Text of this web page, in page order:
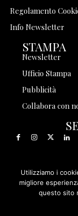
Regolamento
Info Newsletter
STAMPA
Newsletter
Ufficio Stampa
Pubblicità
Collabora con
© 1999 - 2025
Utilizziamo i
migliore
questo sito